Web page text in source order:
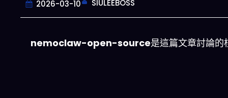
2026-03-10 SIULEEBOSS
nemoclaw-open-source是這篇文章討論的